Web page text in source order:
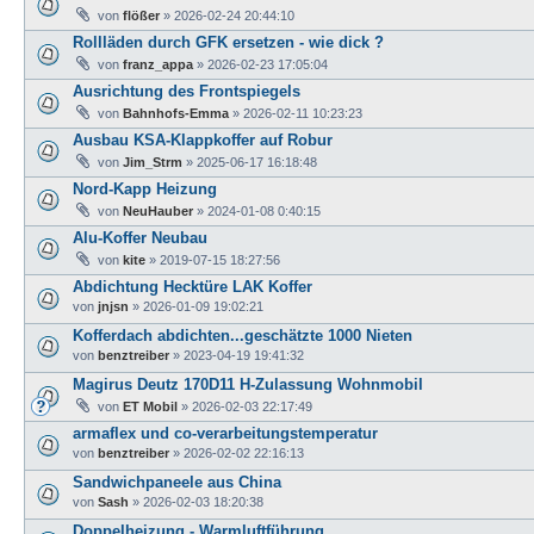
von flößer » 2026-02-24 20:44:10
Rollläden durch GFK ersetzen - wie dick ?
von franz_appa » 2026-02-23 17:05:04
Ausrichtung des Frontspiegels
von Bahnhofs-Emma » 2026-02-11 10:23:23
Ausbau KSA-Klappkoffer auf Robur
von Jim_Strm » 2025-06-17 16:18:48
Nord-Kapp Heizung
von NeuHauber » 2024-01-08 0:40:15
Alu-Koffer Neubau
von kite » 2019-07-15 18:27:56
Abdichtung Hecktüre LAK Koffer
von jnjsn » 2026-01-09 19:02:21
Kofferdach abdichten...geschätzte 1000 Nieten
von benztreiber » 2023-04-19 19:41:32
Magirus Deutz 170D11 H-Zulassung Wohnmobil
von ET Mobil » 2026-02-03 22:17:49
armaflex und co-verarbeitungstemperatur
von benztreiber » 2026-02-02 22:16:13
Sandwichpaneele aus China
von Sash » 2026-02-03 18:20:38